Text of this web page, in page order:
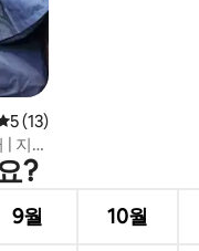
점 5점(5점 만점), 후기 13개
5 (13)
지하
?
9월 10월